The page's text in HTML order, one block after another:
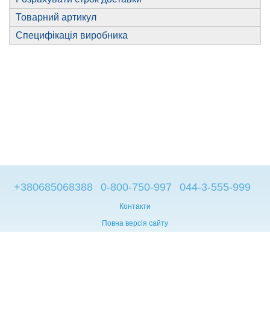
Товарний артикул
Специфікація виробника
+380685068388 0-800-750-997 044-3-555-999
Контакти
Повна версія сайту